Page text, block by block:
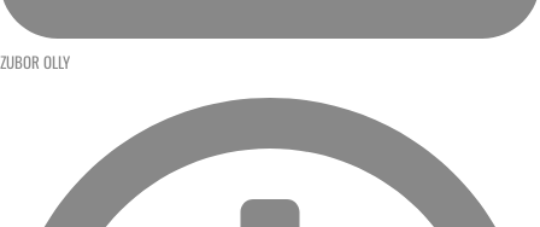
ZUBOR OLLY